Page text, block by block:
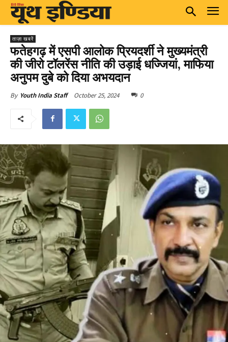
ताज़ा खबरें
फतेहगढ़ में एसपी आलोक प्रियदर्शी ने मुख्यमंत्री
की जीरो टॉलरेंस नीति की उड़ाई धज्जियां, माफिया
अनुपम दुबे को दिया अभयदान
By Youth India Staff October 25, 2024 0